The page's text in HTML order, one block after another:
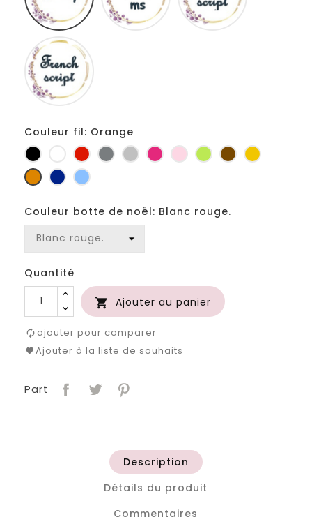
Couleur fil: Orange
Noir BlancRougeGris
foncé
Gris
clair
Fuchsia
RoseAnis MarronJaune
OrangeMarineBleu
Couleur botte de noël: Blanc rouge.
Quantité
 Ajouter au panier
ajouter pour comparer
Ajouter à la liste de souhaits
Part
Description
Détails du produit
Commentaires